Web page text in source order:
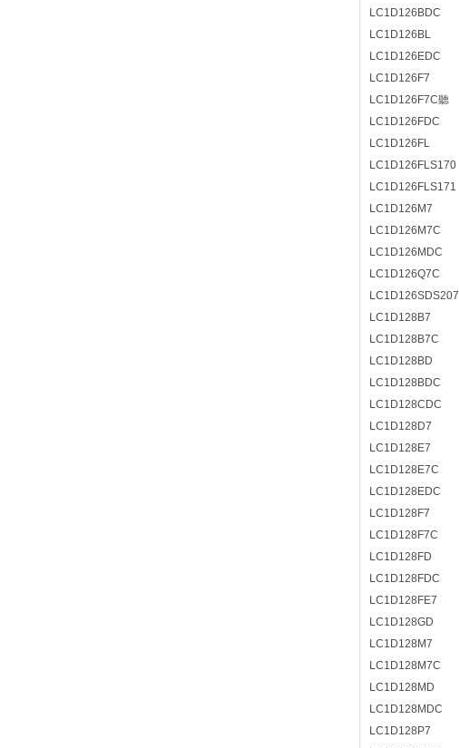
LC1D126BDC
LC1D126BL
LC1D126EDC
LC1D126F7
LC1D126F7C聽
LC1D126FDC
LC1D126FL
LC1D126FLS170
LC1D126FLS171
LC1D126M7
LC1D126M7C
LC1D126MDC
LC1D126Q7C
LC1D126SDS207
LC1D128B7
LC1D128B7C
LC1D128BD
LC1D128BDC
LC1D128CDC
LC1D128D7
LC1D128E7
LC1D128E7C
LC1D128EDC
LC1D128F7
LC1D128F7C
LC1D128FD
LC1D128FDC
LC1D128FE7
LC1D128GD
LC1D128M7
LC1D128M7C
LC1D128MD
LC1D128MDC
LC1D128P7